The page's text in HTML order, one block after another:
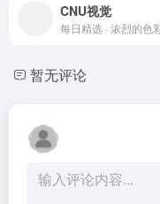
CNU视觉
暂无评论